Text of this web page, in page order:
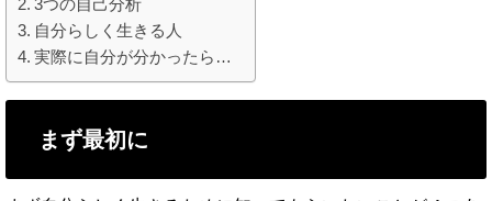
自分らしく生きる人
実際に自分が分かったら…
まず最初に